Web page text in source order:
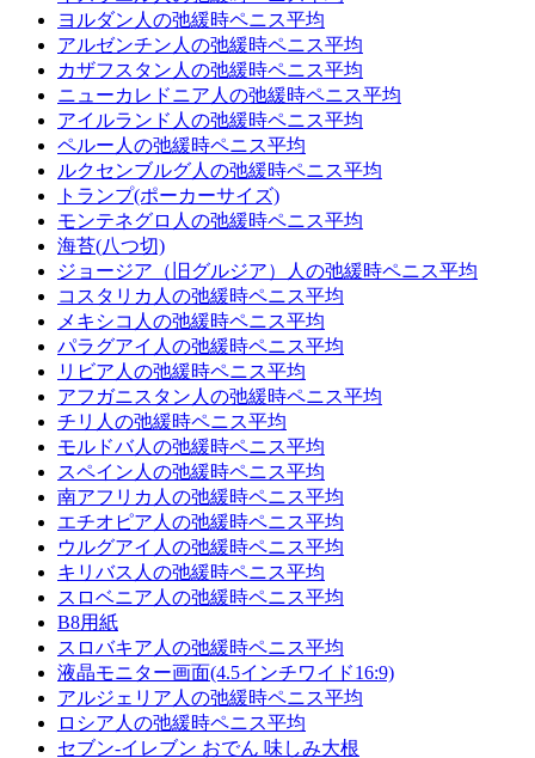
ヨルダン人の弛緩時ペニス平均
アルゼンチン人の弛緩時ペニス平均
カザフスタン人の弛緩時ペニス平均
ニューカレドニア人の弛緩時ペニス平均
アイルランド人の弛緩時ペニス平均
ペルー人の弛緩時ペニス平均
ルクセンブルグ人の弛緩時ペニス平均
トランプ(ポーカーサイズ)
モンテネグロ人の弛緩時ペニス平均
海苔(八つ切)
ジョージア（旧グルジア）人の弛緩時ペニス平均
コスタリカ人の弛緩時ペニス平均
メキシコ人の弛緩時ペニス平均
パラグアイ人の弛緩時ペニス平均
リビア人の弛緩時ペニス平均
アフガニスタン人の弛緩時ペニス平均
チリ人の弛緩時ペニス平均
モルドバ人の弛緩時ペニス平均
スペイン人の弛緩時ペニス平均
南アフリカ人の弛緩時ペニス平均
エチオピア人の弛緩時ペニス平均
ウルグアイ人の弛緩時ペニス平均
キリバス人の弛緩時ペニス平均
スロベニア人の弛緩時ペニス平均
B8用紙
スロバキア人の弛緩時ペニス平均
液晶モニター画面(4.5インチワイド16:9)
アルジェリア人の弛緩時ペニス平均
ロシア人の弛緩時ペニス平均
セブン-イレブン おでん 味しみ大根